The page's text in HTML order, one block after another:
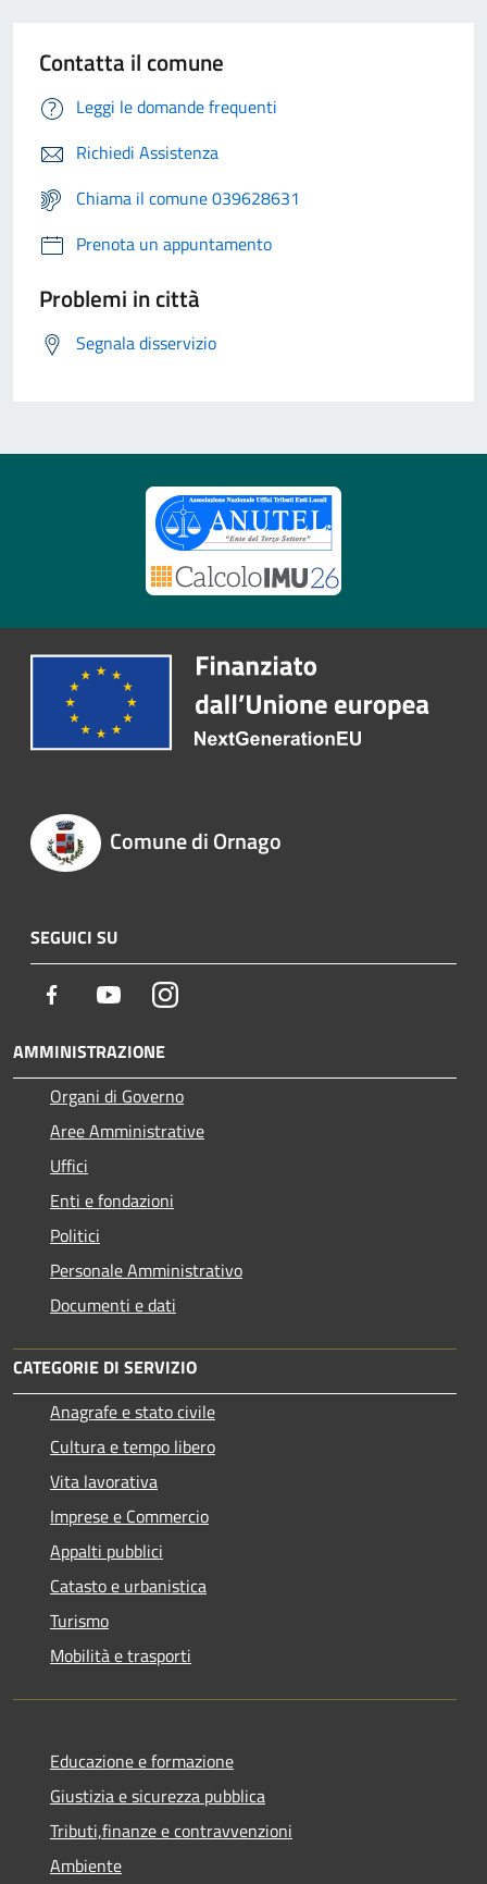
Contatta il comune
Leggi le domande frequenti
Richiedi Assistenza
Chiama il comune 039628631
Prenota un appuntamento
Problemi in città
Segnala disservizio
Comune di Ornago
SEGUICI SU
Facebook YoutubeInstagram
AMMINISTRAZIONE
Organi di Governo
Aree Amministrative
Uffici
Enti e fondazioni
Politici
Personale Amministrativo
Documenti e dati
CATEGORIE DI SERVIZIO
Anagrafe e stato civile
Cultura e tempo libero
Vita lavorativa
Imprese e Commercio
Appalti pubblici
Catasto e urbanistica
Turismo
Mobilità e trasporti
Educazione e formazione
Giustizia e sicurezza pubblica
Tributi,finanze e contravvenzioni
Ambiente